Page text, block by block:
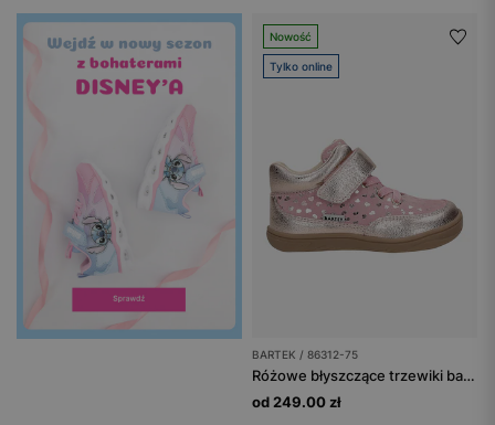
Nowość
Tylko online
BARTEK / 86312-75
Różowe błyszczące trzewiki barefoot z serduszkami BARTEK 86312-75
od 249.00 zł